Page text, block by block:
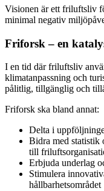
Visionen är ett friluftsliv
minimal negativ
Friforsk – en
I en tid där friluftsliv
klimatanpassning och
pålitlig, tillgänglig och
Friforsk ska bland annat:
Delta i
Bidra med statistik
till
Erbjuda underlag
Stimulera
hållbarhetsområdet